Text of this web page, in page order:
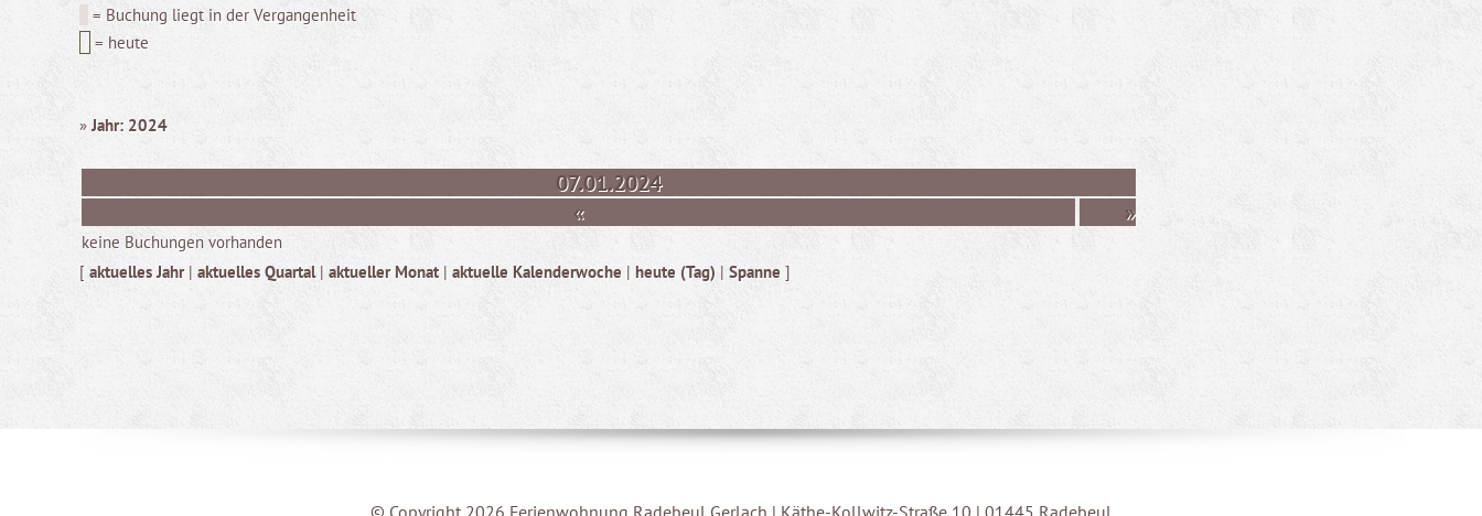
= Buchung liegt in der Vergangenheit
= heute
»Jahr: 2024
07.01.2024
«
»
keine Buchungen vorhanden
[ aktuelles Jahr| aktuelles Quartal| aktueller Monat | aktuelle Kalenderwoche | heute (Tag) | Spanne ]
© Copyright 2026 Ferienwohnung Radebeul Gerlach | Käthe-Kollwitz-Straße 10 | 01445 Radebeul